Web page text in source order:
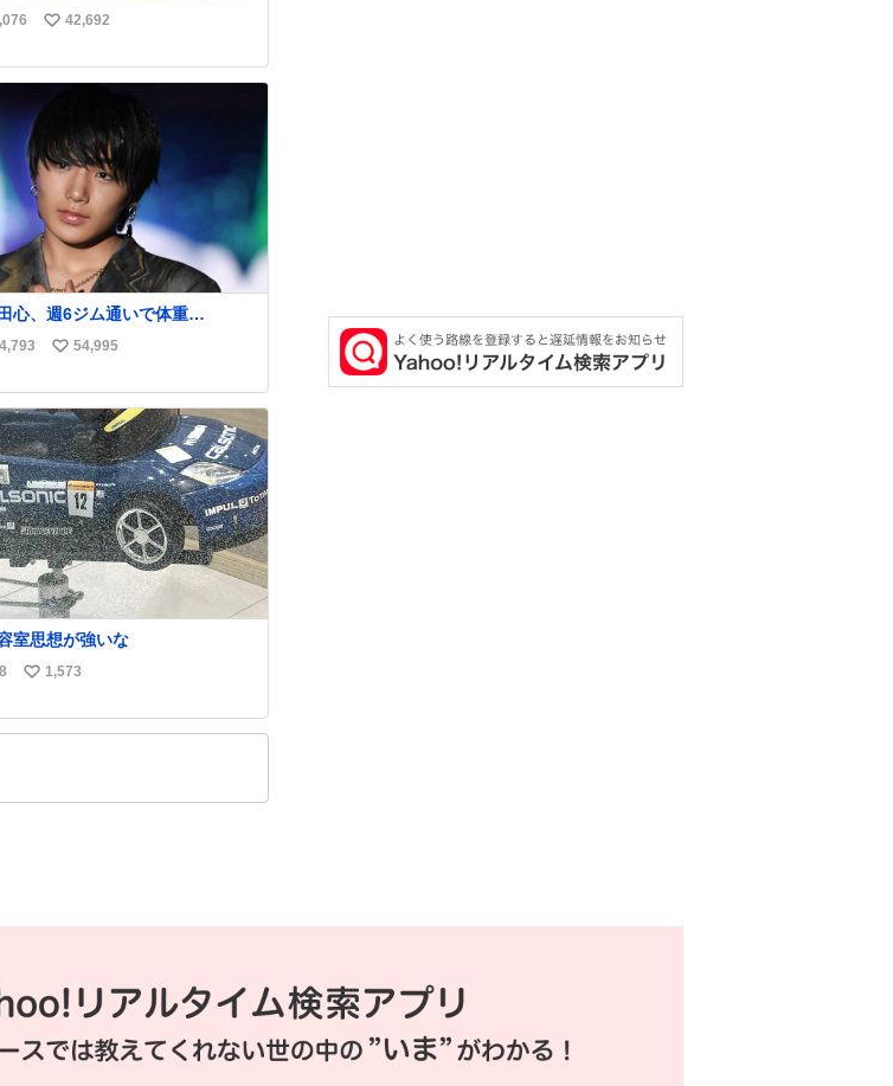
た
い
ね
数
42,692
心、週6ジム通いで体重
110kgのベンチプレス持ち上
article/detail… 元々自重
、更に筋肉を大きくするためジ
。筋肉増量のためおにぎり10
料3～4本、パスタと毎日4千kcal
事を摂取し、増量したという。
4,793
い
ね
数
54,995
室思想が強いな
い
ね
1,573